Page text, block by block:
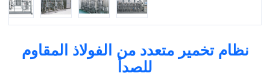
نظام تخمير متعدد من الفولاذ المقاوم
للصدأ